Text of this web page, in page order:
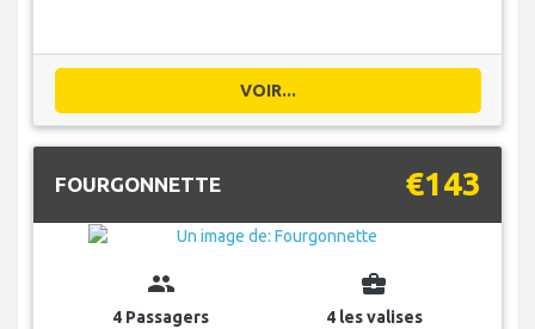
VOIR...
FOURGONNETTE €143
group
4 Passagers
business_center
4 les valises